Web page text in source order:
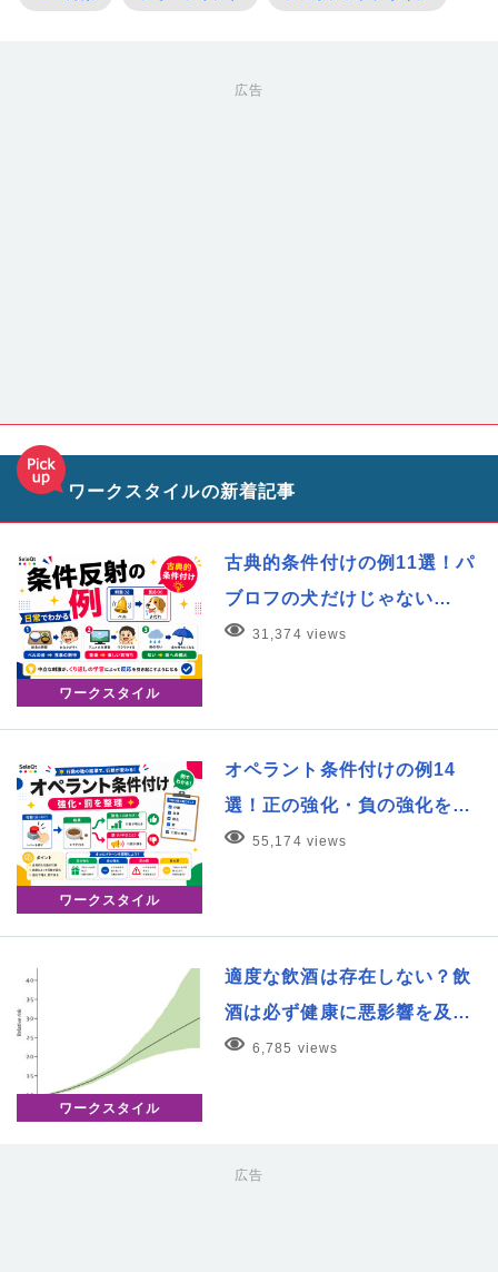
広告
ワークスタイルの新着記事
ワークスタイル
古典的条件付けの例11選！パ
ブロフの犬だけじゃない…
31,374 views
ワークスタイル
オペラント条件付けの例14
選！正の強化・負の強化を…
55,174 views
ワークスタイル
適度な飲酒は存在しない？飲
酒は必ず健康に悪影響を及…
6,785 views
広告